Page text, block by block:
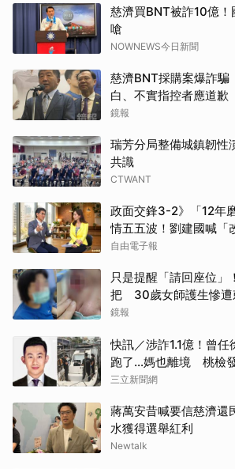
慈濟買BNT被詐10億
嗆
NOWNEWS今日新聞
慈濟BNT採購案爆詐
白、不實指控者應道歉
鏡報
瑞芳分局整備城鎮韌
共識
CTWANT
政面交鋒3-2》「12年
情五五波！劉建國喊「
敢」
自由電子報
只是提醒「請回座位」
把 30歲女師護生慘遭
鏡報
快訊／涉詐1.1億！曾
跑了…媽也離境 桃檢
三立新聞網
蔣萬安昔喊要信慈濟還
水獲得選舉紅利
Newtalk